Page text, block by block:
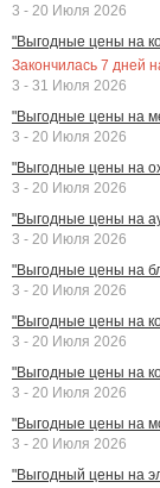
3 - 20 Июля 2026
"Выгодные цены на
Закончилась 7 дней
3 - 31 Июля 2026
"Выгодные цены на
3 - 20 Июля 2026
"Выгодные цены на
3 - 20 Июля 2026
"Выгодные цены на
3 - 20 Июля 2026
"Выгодные цены на
3 - 20 Июля 2026
"Выгодные цены на
3 - 20 Июля 2026
"Выгодные цены на
3 - 20 Июля 2026
"Выгодные цены на
3 - 20 Июля 2026
"Выгодный цены на